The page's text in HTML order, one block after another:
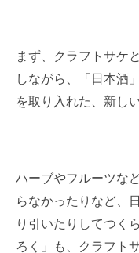
まず、クラフトサケ
しながら、「日本酒
を取り入れた、新し
ハーブやフルーツな
らなかったりなど、
り引いたりしてつく
ろく」も、クラフト